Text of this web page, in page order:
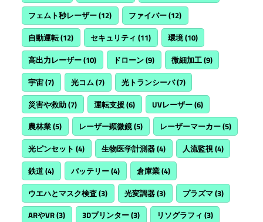
フェムト秒レーザー(12) ファイバー(12)
自動運転(12) セキュリティ (11) 環境(10)
高出力レーザー(10) ドローン(9) 微細加工(9)
宇宙(7) 光コム(7) 光トランシーバ(7)
災害や救助(7) 運転支援(6) UVレーザー(6)
農林業(5) レーザー顕微鏡(5) レーザーマーカー(5)
光ピンセット (4) 生物医学計測器(4) 人流監視(4)
鉄道(4) バッテリー(4) 倉庫業(4)
ウエハとマスク検査(3) 光変調器(3) プラズマ(3)
ARやVR(3) 3Dプリンター(3) リソグラフィ (3)